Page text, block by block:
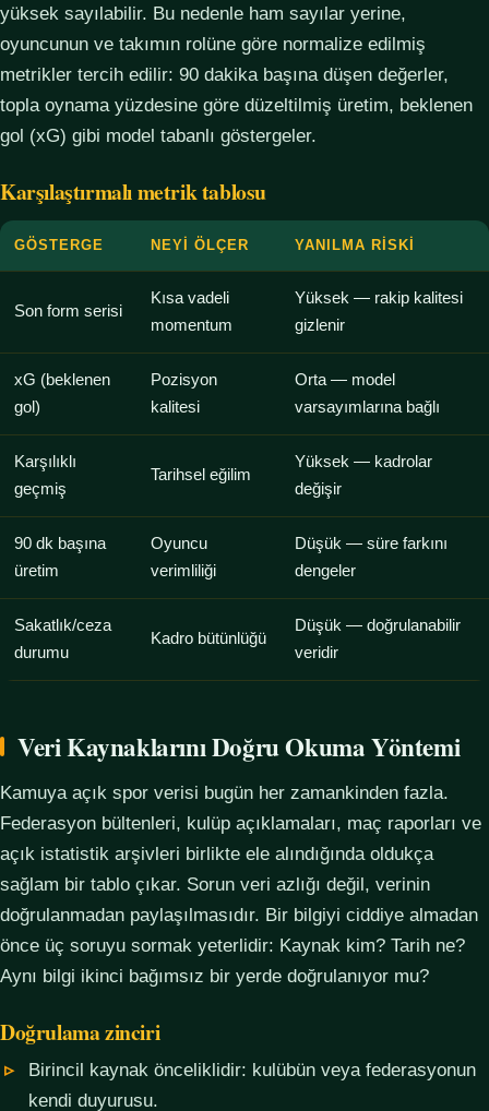
yüksek sayılabilir. Bu nedenle ham sayılar yerine,
oyuncunun ve takımın rolüne göre normalize edilmiş
metrikler tercih edilir: 90 dakika başına düşen değerler,
topla oynama yüzdesine göre düzeltilmiş üretim, beklenen
gol (xG) gibi model tabanlı göstergeler.
Karşılaştırmalı metrik tablosu
GÖSTERGE NEYI ÖLÇER YANILMA RISKI
Son form serisi
Kısa vadeli
momentum
Yüksek — rakip kalitesi
gizlenir
xG (beklenen
gol)
Pozisyon
kalitesi
Orta — model
varsayımlarına bağlı
Karşılıklı
geçmiş
Tarihsel eğilim
Yüksek — kadrolar
değişir
90 dk başına
üretim
Oyuncu
verimliliği
Düşük — süre farkını
dengeler
Sakatlık/ceza
durumu
Kadro bütünlüğü
Düşük — doğrulanabilir
veridir
Veri Kaynaklarını Doğru Okuma Yöntemi
Kamuya açık spor verisi bugün her zamankinden fazla.
Federasyon bültenleri, kulüp açıklamaları, maç raporları ve
açık istatistik arşivleri birlikte ele alındığında oldukça
sağlam bir tablo çıkar. Sorun veri azlığı değil, verinin
doğrulanmadan paylaşılmasıdır. Bir bilgiyi ciddiye almadan
önce üç soruyu sormak yeterlidir: Kaynak kim? Tarih ne?
Aynı bilgi ikinci bağımsız bir yerde doğrulanıyor mu?
Doğrulama zinciri
Birincil kaynak önceliklidir: kulübün veya federasyonun
kendi duyurusu.